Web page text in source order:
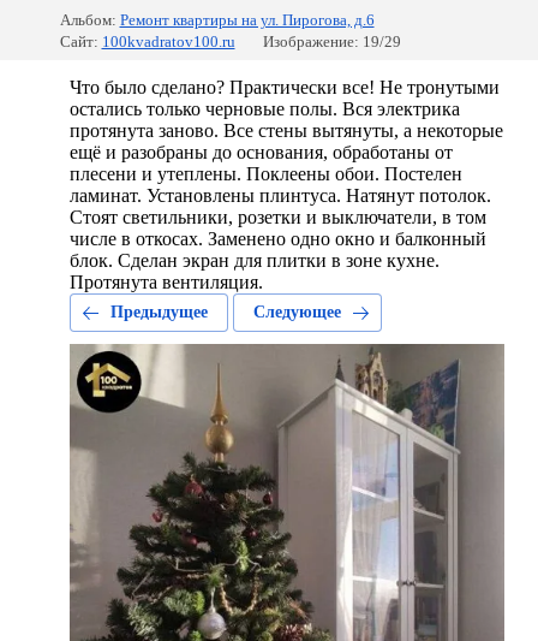
Альбом: Ремонт квартиры на ул. Пирогова, д.6
Сайт: 100kvadratov100.ru Изображение: 19/29
Что было сделано? Практически все! Не тронутыми
остались только черновые полы. Вся электрика
протянута заново. Все стены вытянуты, а некоторые
ещё и разобраны до основания, обработаны от
плесени и утеплены. Поклеены обои. Постелен
ламинат. Установлены плинтуса. Натянут потолок.
Стоят светильники, розетки и выключатели, в том
числе в откосах. Заменено одно окно и балконный
блок. Сделан экран для плитки в зоне кухне.
Протянута вентиляция.
Предыдущее Следующее